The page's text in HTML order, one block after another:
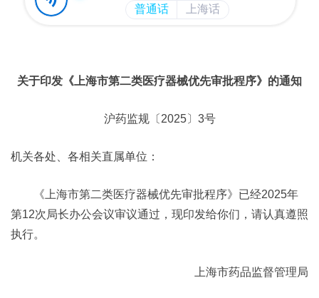
关于印发《上海市第二类医疗器械优先审批程序》的通知
沪药监规〔2025〕3号
机关各处、各相关直属单位：
《上海市第二类医疗器械优先审批程序》已经2025年
第12次局长办公会议审议通过，现印发给你们，请认真遵照
执行。
上海市药品监督管理局